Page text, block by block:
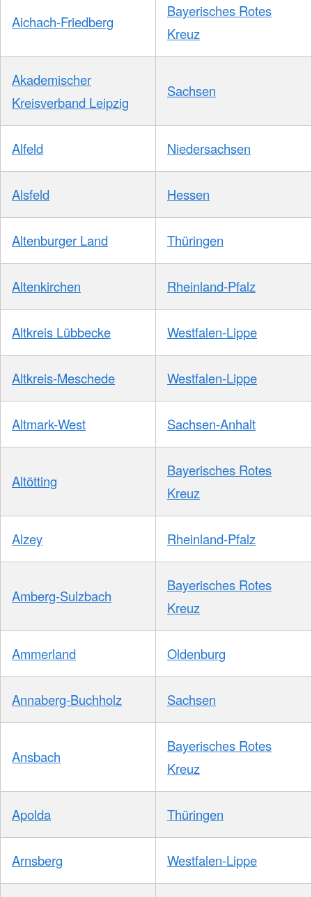
Aichach-Friedberg
Bayerisches Rotes
Kreuz
Akademischer
Kreisverband Leipzig
Sachsen
Alfeld Niedersachsen
Alsfeld Hessen
Altenburger Land Thüringen
Altenkirchen Rheinland-Pfalz
Altkreis Lübbecke Westfalen-Lippe
Altkreis-Meschede Westfalen-Lippe
Altmark-West Sachsen-Anhalt
Altötting
Bayerisches Rotes
Kreuz
Alzey Rheinland-Pfalz
Amberg-Sulzbach
Bayerisches Rotes
Kreuz
Ammerland Oldenburg
Annaberg-Buchholz Sachsen
Ansbach
Bayerisches Rotes
Kreuz
Apolda Thüringen
Arnsberg Westfalen-Lippe